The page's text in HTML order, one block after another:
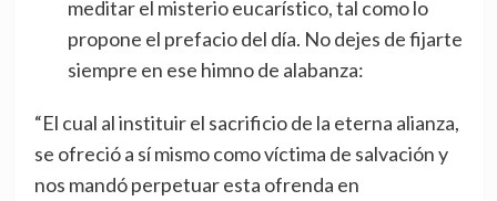
meditar el misterio eucarístico, tal como lo
propone el prefacio del día. No dejes de fijarte
siempre en ese himno de alabanza:
“El cual al instituir el sacrificio de la eterna alianza,
se ofreció a sí mismo como víctima de salvación y
nos mandó perpetuar esta ofrenda en